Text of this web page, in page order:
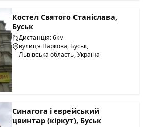
Костел Святого Станіслава,
Буськ
Дистанція: 6км
вулиця Паркова, Буськ,
Львівська область, Україна
Синагога і єврейський
цвинтар (кіркут), Буськ